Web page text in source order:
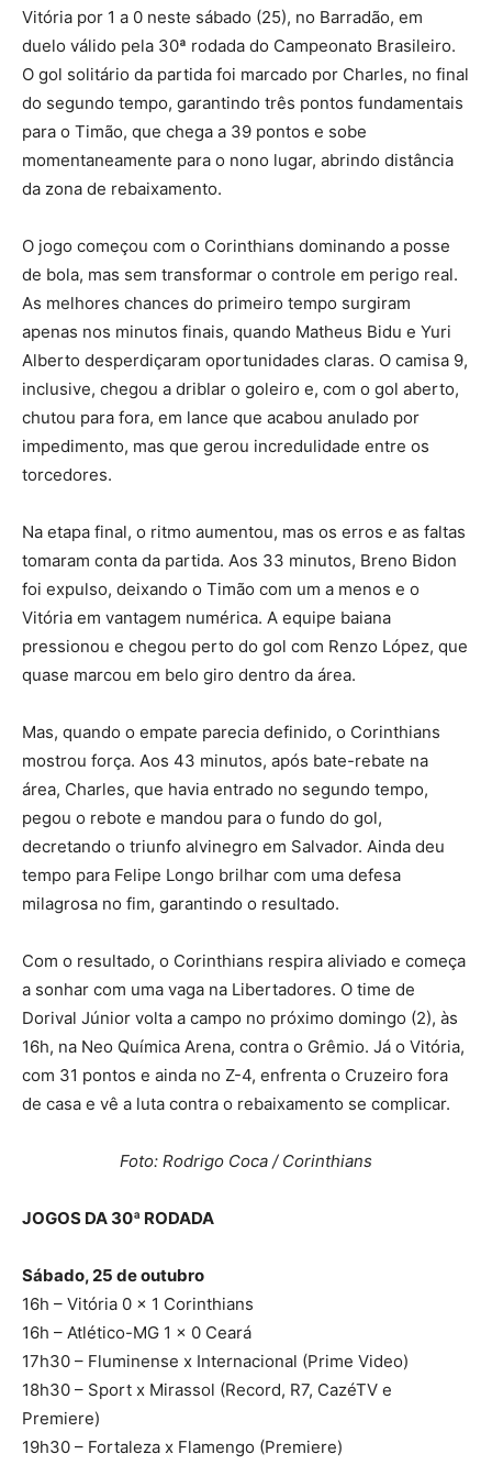
Vitória por 1 a 0 neste sábado (25), no Barradão, em
duelo válido pela 30ª rodada do Campeonato Brasileiro.
O gol solitário da partida foi marcado por Charles, no final
do segundo tempo, garantindo três pontos fundamentais
para o Timão, que chega a 39 pontos e sobe
momentaneamente para o nono lugar, abrindo distância
da zona de rebaixamento.
O jogo começou com o Corinthians dominando a posse
de bola, mas sem transformar o controle em perigo real.
As melhores chances do primeiro tempo surgiram
apenas nos minutos finais, quando Matheus Bidu e Yuri
Alberto desperdiçaram oportunidades claras. O camisa 9,
inclusive, chegou a driblar o goleiro e, com o gol aberto,
chutou para fora, em lance que acabou anulado por
impedimento, mas que gerou incredulidade entre os
torcedores.
Na etapa final, o ritmo aumentou, mas os erros e as faltas
tomaram conta da partida. Aos 33 minutos, Breno Bidon
foi expulso, deixando o Timão com um a menos e o
Vitória em vantagem numérica. A equipe baiana
pressionou e chegou perto do gol com Renzo López, que
quase marcou em belo giro dentro da área.
Mas, quando o empate parecia definido, o Corinthians
mostrou força. Aos 43 minutos, após bate-rebate na
área, Charles, que havia entrado no segundo tempo,
pegou o rebote e mandou para o fundo do gol,
decretando o triunfo alvinegro em Salvador. Ainda deu
tempo para Felipe Longo brilhar com uma defesa
milagrosa no fim, garantindo o resultado.
Com o resultado, o Corinthians respira aliviado e começa
a sonhar com uma vaga na Libertadores. O time de
Dorival Júnior volta a campo no próximo domingo (2), às
16h, na Neo Química Arena, contra o Grêmio. Já o Vitória,
com 31 pontos e ainda no Z-4, enfrenta o Cruzeiro fora
de casa e vê a luta contra o rebaixamento se complicar.
Foto: Rodrigo Coca / Corinthians
JOGOS DA 30ª RODADA
Sábado, 25 de outubro
16h – Vitória 0 x 1 Corinthians
16h – Atlético-MG 1 x 0 Ceará
17h30 – Fluminense x Internacional (Prime Video)
18h30 – Sport x Mirassol (Record, R7, CazéTV e
Premiere)
19h30 – Fortaleza x Flamengo (Premiere)